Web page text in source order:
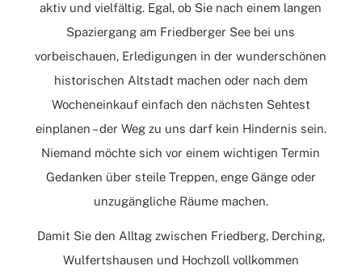
aktiv und vielfältig. Egal, ob Sie nach einem langen
Spaziergang am Friedberger See bei uns
vorbeischauen, Erledigungen in der wunderschönen
historischen Altstadt machen oder nach dem
Wocheneinkauf einfach den nächsten Sehtest
einplanen – der Weg zu uns darf kein Hindernis sein.
Niemand möchte sich vor einem wichtigen Termin
Gedanken über steile Treppen, enge Gänge oder
unzugängliche Räume machen.
Damit Sie den Alltag zwischen Friedberg, Derching,
Wulfertshausen und Hochzoll vollkommen